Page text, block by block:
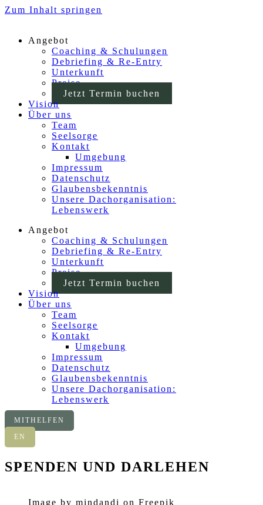
Zum Inhalt springen
Angebot
Coaching & Schulungen
Debriefing & Re-Entry
Unterkunft
Preise
Jetzt Termin buchen
Vision
Über uns
Team
Seelsorge
Kontakt
Umgebung
Impressum
Datenschutz
Glaubensbekenntnis
Unsere Dachorganisation:
Lebenswerk
Angebot
Coaching & Schulungen
Debriefing & Re-Entry
Unterkunft
Preise
Jetzt Termin buchen
Vision
Über uns
Team
Seelsorge
Kontakt
Umgebung
Impressum
Datenschutz
Glaubensbekenntnis
Unsere Dachorganisation:
Lebenswerk
MITHELFEN
EN
SPENDEN UND DARLEHEN
Image by mindandi on Freepik